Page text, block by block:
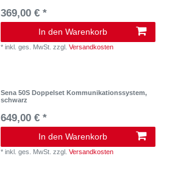
369,00 € *
In den Warenkorb
*inkl. ges. MwSt. zzgl.Versandkosten
Sena 50S Doppelset Kommunikationssystem,
schwarz
649,00 € *
In den Warenkorb
*inkl. ges. MwSt. zzgl.Versandkosten